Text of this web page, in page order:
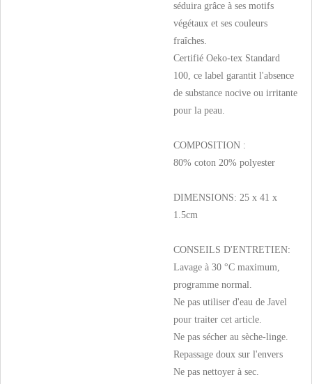
séduira grâce à ses motifs
végétaux et ses couleurs
fraîches.
Certifié Oeko-tex Standard
100, ce label garantit l'absence
de substance nocive ou irritante
pour la peau.
COMPOSITION :
80% coton 20% polyester
DIMENSIONS: 25 x 41 x
1.5cm
CONSEILS D'ENTRETIEN:
Lavage à 30 °C maximum,
programme normal.
Ne pas utiliser d'eau de Javel
pour traiter cet article.
Ne pas sécher au sèche-linge.
Repassage doux sur l'envers
Ne pas nettoyer à sec.